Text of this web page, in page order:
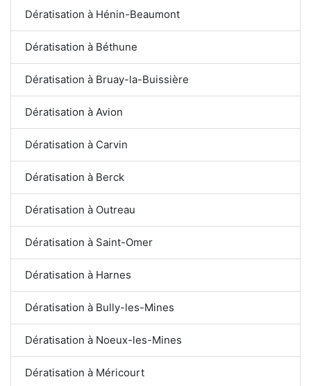
Dératisation à Hénin-Beaumont
Dératisation à Béthune
Dératisation à Bruay-la-Buissière
Dératisation à Avion
Dératisation à Carvin
Dératisation à Berck
Dératisation à Outreau
Dératisation à Saint-Omer
Dératisation à Harnes
Dératisation à Bully-les-Mines
Dératisation à Noeux-les-Mines
Dératisation à Méricourt